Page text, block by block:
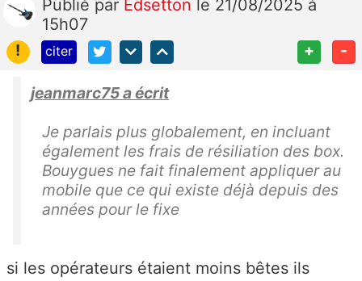
Publié par Edsetton le 21/08/2025 à
15h07
!
citer + -
jeanmarc75 a écrit
Je parlais plus globalement, en incluant
également les frais de résiliation des box.
Bouygues ne fait finalement appliquer au
mobile que ce qui existe déjà depuis des
années pour le fixe
si les opérateurs étaient moins bêtes ils